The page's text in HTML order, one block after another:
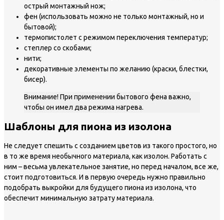
острый монтажный нож;
фен (использовать можно не только монтажный, но и
бытовой);
термопистолет с режимом переключения температур;
степлер со скобами;
нити;
декоративные элементы по желанию (краски, блестки,
бисер).
Внимание! При применении бытового фена важно,
чтобы он имел два режима нагрева.
Шаблоны для пиона из изолона
Не следует спешить с созданием цветов из такого простого, но
в то же время необычного материала, как изолон. Работать с
ним – весьма увлекательное занятие, но перед началом, все же,
стоит подготовиться. И в первую очередь нужно правильно
подобрать выкройки для будущего пиона из изолона, что
обеспечит минимальную затрату материала.